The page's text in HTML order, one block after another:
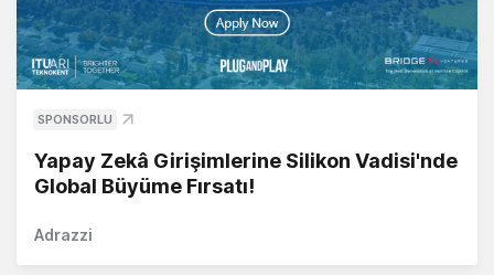
SPONSORLU
Yapay Zekâ Girişimlerine Silikon Vadisi'nde
Global Büyüme Fırsatı!
Adrazzi